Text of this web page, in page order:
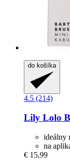
do košíka
4.5 (214)
Lily Lolo
ideálny
na
€ 15,99